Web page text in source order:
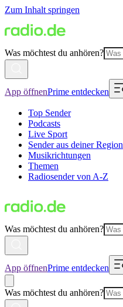
Zum Inhalt springen
Was möchtest du anhören?
App öffnenPrime entdecken
Top Sender
Podcasts
Live Sport
Sender aus deiner Region
Musikrichtungen
Themen
Radiosender von A-Z
Was möchtest du anhören?
App öffnenPrime entdecken
Was möchtest du anhören?